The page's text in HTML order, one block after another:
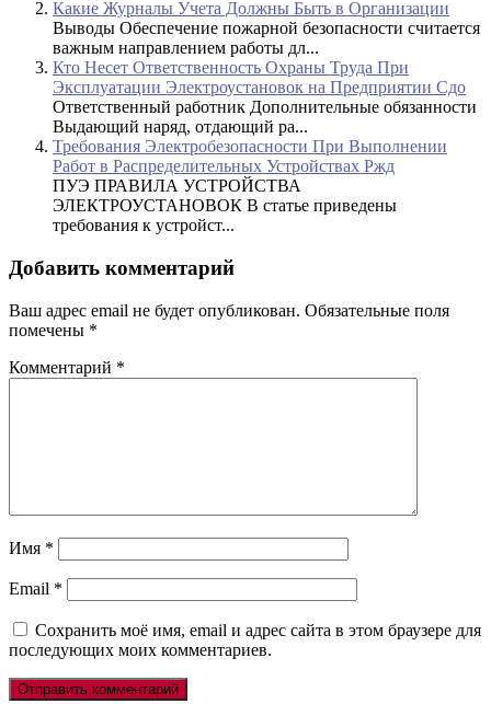
Какие Журналы Учета Должны Быть в Организации
Выводы Обеспечение пожарной безопасности считается
важным направлением работы дл...
Кто Несет Ответственность Охраны Труда При
Эксплуатации Электроустановок на Предприятии Сдо
Ответственный работник Дополнительные обязанности
Выдающий наряд, отдающий ра...
Требования Электробезопасности При Выполнении
Работ в Распределительных Устройствах Ржд
ПУЭ ПРАВИЛА УСТРОЙСТВА
ЭЛЕКТРОУСТАНОВОК В статье приведены
требования к устройст...
Добавить комментарий
Ваш адрес email не будет опубликован. Обязательные поля
помечены *
Комментарий *
Имя *
Email *
Сохранить моё имя, email и адрес сайта в этом браузере для
последующих моих комментариев.